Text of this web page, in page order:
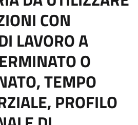
CON
LAVORO A
O
TEMPO
PROFILO